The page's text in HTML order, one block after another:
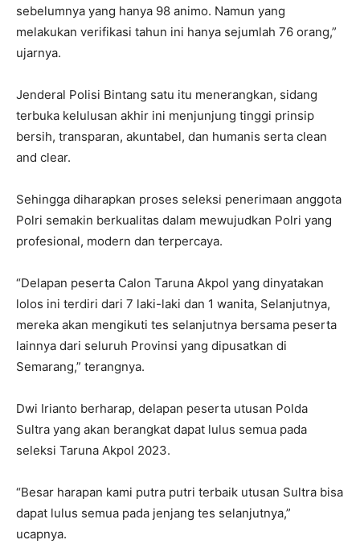
sebelumnya yang hanya 98 animo. Namun yang
melakukan verifikasi tahun ini hanya sejumlah 76 orang,”
ujarnya.
Jenderal Polisi Bintang satu itu menerangkan, sidang
terbuka kelulusan akhir ini menjunjung tinggi prinsip
bersih, transparan, akuntabel, dan humanis serta clean
and clear.
Sehingga diharapkan proses seleksi penerimaan anggota
Polri semakin berkualitas dalam mewujudkan Polri yang
profesional, modern dan terpercaya.
“Delapan peserta Calon Taruna Akpol yang dinyatakan
lolos ini terdiri dari 7 laki-laki dan 1 wanita, Selanjutnya,
mereka akan mengikuti tes selanjutnya bersama peserta
lainnya dari seluruh Provinsi yang dipusatkan di
Semarang,” terangnya.
Dwi Irianto berharap, delapan peserta utusan Polda
Sultra yang akan berangkat dapat lulus semua pada
seleksi Taruna Akpol 2023.
“Besar harapan kami putra putri terbaik utusan Sultra bisa
dapat lulus semua pada jenjang tes selanjutnya,”
ucapnya.